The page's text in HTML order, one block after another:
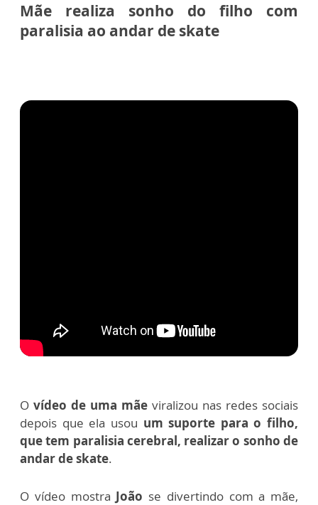
Mãe realiza sonho do filho com
paralisia ao andar de skate
O vídeo de uma mãe viralizou nas redes sociais
depois que ela usou um suporte para o filho,
que tem paralisia cerebral, realizar o sonho de
andar de skate.
O vídeo mostra João se divertindo com a mãe,